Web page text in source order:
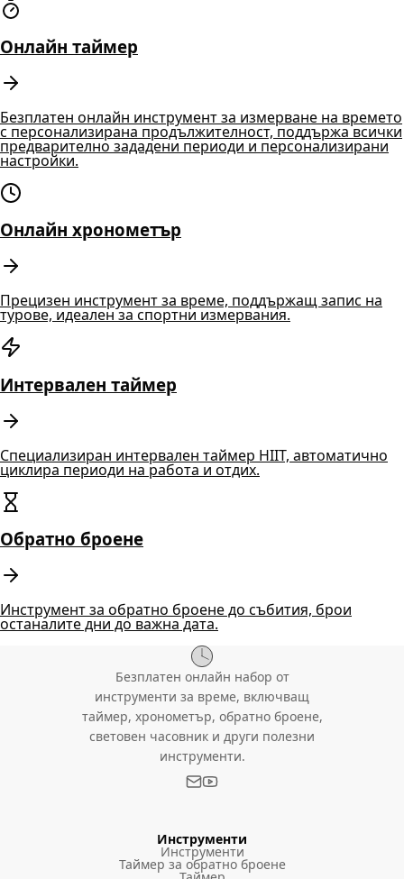
Онлайн таймер
Безплатен онлайн инструмент за измерване на времето
с персонализирана продължителност, поддържа всички
предварително зададени периоди и персонализирани
настройки.
Онлайн хронометър
Прецизен инструмент за време, поддържащ запис на
турове, идеален за спортни измервания.
Интервален таймер
Специализиран интервален таймер HIIT, автоматично
циклира периоди на работа и отдих.
Обратно броене
Инструмент за обратно броене до събития, брои
останалите дни до важна дата.
Безплатен онлайн набор от
инструменти за време, включващ
таймер, хронометър, обратно броене,
световен часовник и други полезни
инструменти.
Инструменти
Инструменти
Таймер за обратно броене